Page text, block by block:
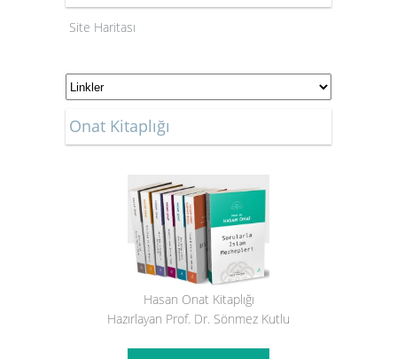
Site Haritası
Onat Kitaplığı
Hasan Onat Kitaplığı
Hazırlayan Prof. Dr. Sönmez Kutlu